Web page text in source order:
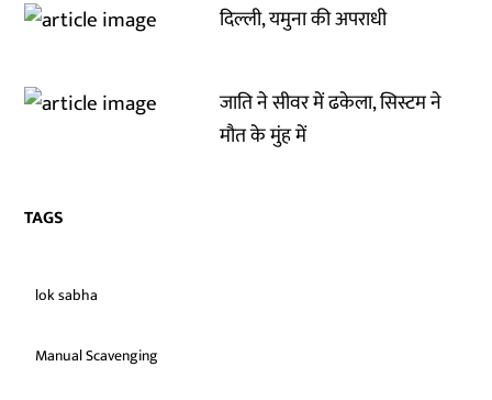
दिल्ली, यमुना की अपराधी
जाति ने सीवर में ढकेला, सिस्टम ने
मौत के मुंह में
TAGS
lok sabha
Manual Scavenging